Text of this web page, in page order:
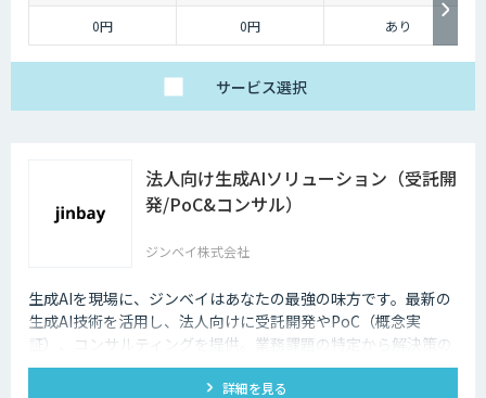
0円
0円 あり
サービス選択
法人向け生成AIソリューション（受託開
発/PoC&コンサル）
ジンベイ株式会社
生成AIを現場に、ジンベイはあなたの最強の味方です。最新の
生成AI技術を活用し、法人向けに受託開発やPoC（概念実
証）、コンサルティングを提供。業務課題の特定から解決策の
実現、DX推進まで一気通貫でサポートします。
詳細を見る